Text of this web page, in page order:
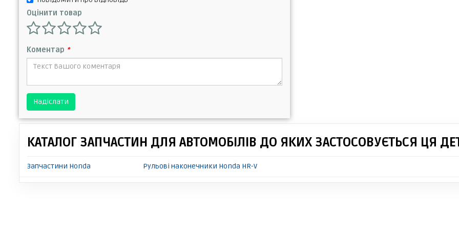
Оцінити товар
Коментар *
Надіслати
КАТАЛОГ ЗАПЧАСТИН ДЛЯ АВТОМОБІЛІВ ДО ЯКИХ ЗАСТОСОВУЄТЬСЯ ЦЯ
Запчастини Honda Рульові наконечники Honda HR-V